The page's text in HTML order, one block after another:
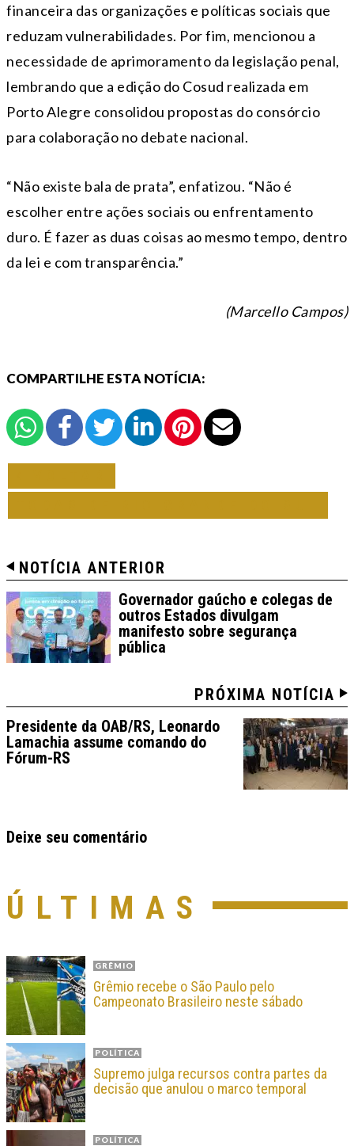
financeira das organizações e políticas sociais que
reduzam vulnerabilidades. Por fim, mencionou a
necessidade de aprimoramento da legislação penal,
lembrando que a edição do Cosud realizada em
Porto Alegre consolidou propostas do consórcio
para colaboração no debate nacional.
“Não existe bala de prata”, enfatizou. “Não é
escolher entre ações sociais ou enfrentamento
duro. É fazer as duas coisas ao mesmo tempo, dentro
da lei e com transparência.”
(Marcello Campos)
COMPARTILHE ESTA NOTÍCIA:
NOTÍCIA ANTERIOR
Governador gaúcho e colegas de
outros Estados divulgam
manifesto sobre segurança
pública
PRÓXIMA NOTÍCIA
Presidente da OAB/RS, Leonardo
Lamachia assume comando do
Fórum-RS
Deixe seu comentário
ÚLTIMAS
GRÊMIO
Grêmio recebe o São Paulo pelo
Campeonato Brasileiro neste sábado
POLÍTICA
Supremo julga recursos contra partes da
decisão que anulou o marco temporal
POLÍTICA